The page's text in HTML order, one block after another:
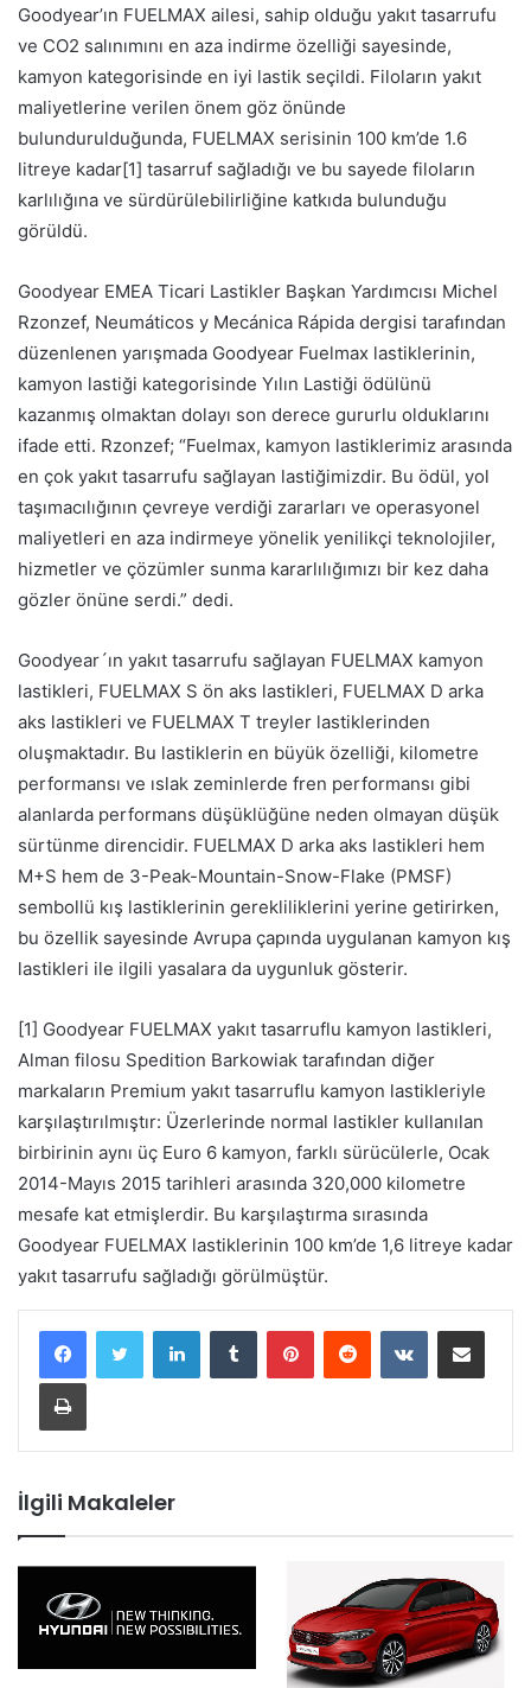
Goodyear’ın FUELMAX ailesi, sahip olduğu yakıt tasarrufu
ve CO2 salınımını en aza indirme özelliği sayesinde,
kamyon kategorisinde en iyi lastik seçildi. Filoların yakıt
maliyetlerine verilen önem göz önünde
bulundurulduğunda, FUELMAX serisinin 100 km’de 1.6
litreye kadar[1] tasarruf sağladığı ve bu sayede filoların
karlılığına ve sürdürülebilirliğine katkıda bulunduğu
görüldü.
Goodyear EMEA Ticari Lastikler Başkan Yardımcısı Michel
Rzonzef, Neumáticos y Mecánica Rápida dergisi tarafından
düzenlenen yarışmada Goodyear Fuelmax lastiklerinin,
kamyon lastiği kategorisinde Yılın Lastiği ödülünü
kazanmış olmaktan dolayı son derece gururlu olduklarını
ifade etti. Rzonzef; “Fuelmax, kamyon lastiklerimiz arasında
en çok yakıt tasarrufu sağlayan lastiğimizdir. Bu ödül, yol
taşımacılığının çevreye verdiği zararları ve operasyonel
maliyetleri en aza indirmeye yönelik yenilikçi teknolojiler,
hizmetler ve çözümler sunma kararlılığımızı bir kez daha
gözler önüne serdi.” dedi.
Goodyear´ın yakıt tasarrufu sağlayan FUELMAX kamyon
lastikleri, FUELMAX S ön aks lastikleri, FUELMAX D arka
aks lastikleri ve FUELMAX T treyler lastiklerinden
oluşmaktadır. Bu lastiklerin en büyük özelliği, kilometre
performansı ve ıslak zeminlerde fren performansı gibi
alanlarda performans düşüklüğüne neden olmayan düşük
sürtünme direncidir. FUELMAX D arka aks lastikleri hem
M+S hem de 3-Peak-Mountain-Snow-Flake (PMSF)
sembollü kış lastiklerinin gerekliliklerini yerine getirirken,
bu özellik sayesinde Avrupa çapında uygulanan kamyon kış
lastikleri ile ilgili yasalara da uygunluk gösterir.
[1] Goodyear FUELMAX yakıt tasarruflu kamyon lastikleri,
Alman filosu Spedition Barkowiak tarafından diğer
markaların Premium yakıt tasarruflu kamyon lastikleriyle
karşılaştırılmıştır: Üzerlerinde normal lastikler kullanılan
birbirinin aynı üç Euro 6 kamyon, farklı sürücülerle, Ocak
2014-Mayıs 2015 tarihleri arasında 320,000 kilometre
mesafe kat etmişlerdir. Bu karşılaştırma sırasında
Goodyear FUELMAX lastiklerinin 100 km’de 1,6 litreye kadar
yakıt tasarrufu sağladığı görülmüştür.
İlgili Makaleler